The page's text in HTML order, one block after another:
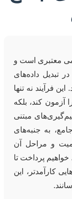
معتبری است و
تبدیل داده‌های
فرآیند نه تنها
کند، بلکه
مبتنی
به جنبه‌های
و مراحل آن
خواهیم پرداخت تا
کارآمدتر، این